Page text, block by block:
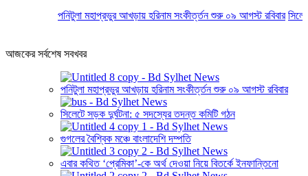
পনিটুলা মহাপ্রভুর আখড়ায় হরিনাম সংকীর্ত্তন শুরু ০৯ আগস্ট রবিবার সিলেটে
আজকের সর্বশেষ সবখবর
পনিটুলা মহাপ্রভুর আখড়ায় হরিনাম সংকীর্ত্তন শুরু ০৯ আগস্ট রবিবার
সিলেটে সড়ক দুর্ঘটনা: ৫ সদস্যের তদন্ত কমিটি গঠন
গুগলের বৈশ্বিক মঞ্চে বাংলাদেশি দম্পতি
এবার কথিত ‘প্রেমিকা’-কে অর্থ দেওয়া নিয়ে বিতর্কে ইনফান্তিনো